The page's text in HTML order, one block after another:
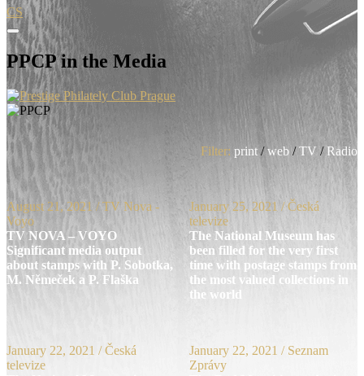
CS
PPCP in the Media
Filter: print /web /TV / Radio
August 21, 2021 / TV Nova -
Voyo
TV NOVA – VOYO
Significant media output
about stamps with P. Sobotka,
M. Němeček a P. Flaška
January 25, 2021 / Česká
televize
The National Museum has
been filled for the very first
time with postage stamps from
the most valued collections in
the world
January 22, 2021 / Česká
televize
January 22, 2021 / Seznam
Zprávy